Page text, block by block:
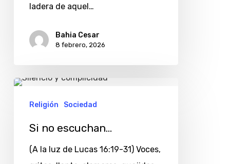
ladera de aquel…
Bahia Cesar
8 febrero, 2026
Si
Religión Sociedad
Si no escuchan…
(A la luz de Lucas 16:19-31) Voces,